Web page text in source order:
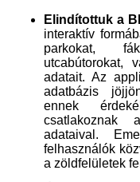
Elindítottuk a
interaktív
parkokat,
utcabútorokat,
adatait. Az
adatbázis
ennek
csatlakoznak
adataival.
felhasználók
a zöldfelületek